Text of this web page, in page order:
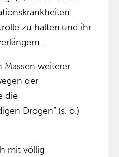
zu halten und ihr
Massen weiterer
der
die
Drogen” (s. o.)
mit völlig